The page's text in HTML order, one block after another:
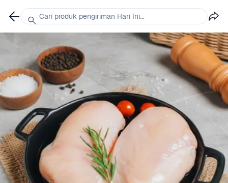
Cari produk pengiriman Hari Ini...